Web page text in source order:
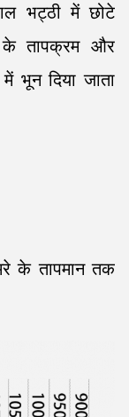
भट्ठी में छोटे
के तापक्रम और
भून दिया जाता
के तापमान तक